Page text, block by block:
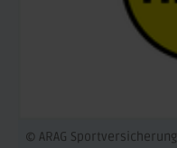
© ARAG Sportversicherung